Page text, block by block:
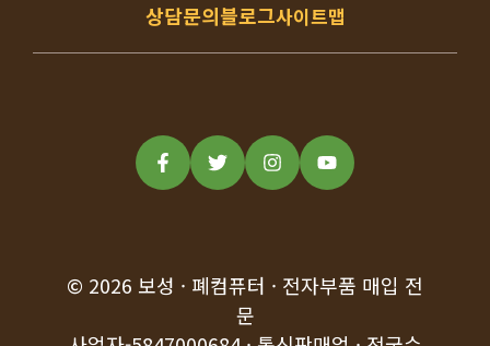
상담문의블로그사이트맵
© 2026 보성 · 폐컴퓨터 · 전자부품 매입 전
문